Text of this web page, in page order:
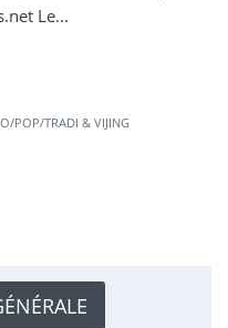
Le...
POP/TRADI & VIJING